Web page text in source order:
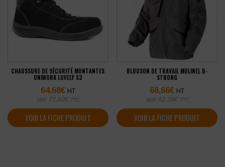
CHAUSSURE DE SÉCURITÉ MONTANTES
UNIWORK LOVELY S3
64,68€ HT
soit 77,62€ TTC
VOIR LA FICHE PRODUIT
BLOUSON DE TRAVAIL MOLINEL B-
STRONG
68,66€ HT
soit 82,39€ TTC
VOIR LA FICHE PRODUIT